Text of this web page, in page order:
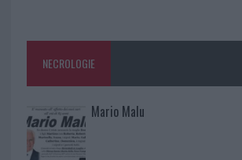
NECROLOGIE
Mario Malu